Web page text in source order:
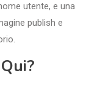
utente, e una
publish e